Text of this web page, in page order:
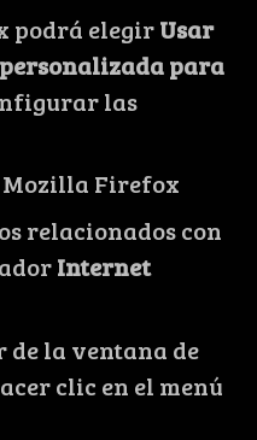
podrá elegirUsar
para
las
Firefox
relacionados con
Internet
de la ventana de
clic en el menú